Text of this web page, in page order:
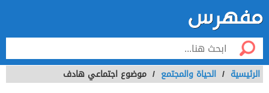
الرئيسية / الحياة والمجتمع / موضوع اجتماعي هادف